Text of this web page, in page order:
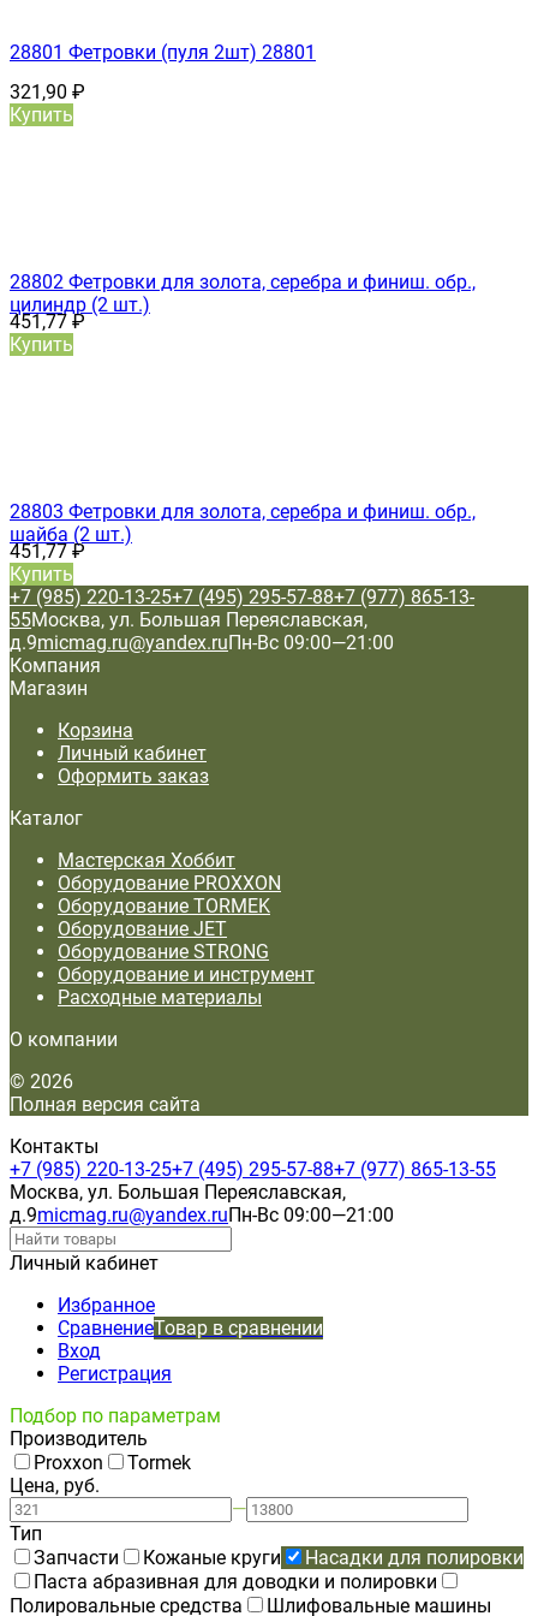
28801 Фетровки (пуля 2шт) 28801
321,90 ₽
Купить
28802 Фетровки для золота, серебра и финиш. обр.,
цилиндр (2 шт.)
451,77 ₽
Купить
28803 Фетровки для золота, серебра и финиш. обр.,
шайба (2 шт.)
451,77₽
Купить
+7 (985) 220-13-25+7 (495) 295-57-88+7 (977) 865-13-
55Москва, ул. Большая Переяславская,
д.9micmag.ru@yandex.ruПн-Вс 09:00—21:00
Компания
Магазин
Корзина
Личный кабинет
Оформить заказ
Каталог
Мастерская Хоббит
Оборудование PROXXON
Оборудование TORMEK
Оборудование JET
Оборудование STRONG
Оборудование и инструмент
Расходные материалы
О компании
© 2026
Полная версия сайта
Контакты
+7 (985) 220-13-25+7 (495) 295-57-88+7 (977) 865-13-55
Москва, ул. Большая Переяславская,
д.9micmag.ru@yandex.ruПн-Вс 09:00—21:00
Личный кабинет
Избранное
СравнениеТовар в сравнении
Вход
Регистрация
Подбор по параметрам
Производитель
Proxxon
Tormek
Цена, руб.
—
Тип
Запчасти
Кожаные круги
Насадки для полировки
Паста абразивная для доводки и полировки
Полировальные средства
Шлифовальные машины